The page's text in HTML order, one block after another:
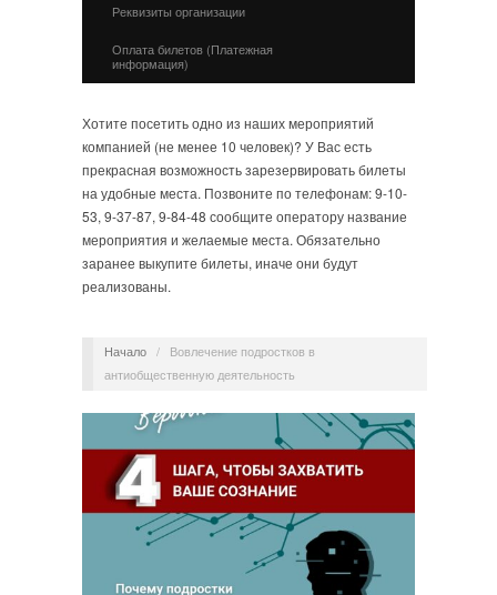
Реквизиты организации
Оплата билетов (Платежная
информация)
Хотите посетить одно из наших мероприятий
компанией (не менее 10 человек)? У Вас есть
прекрасная возможность зарезервировать билеты
на удобные места. Позвоните по телефонам: 9-10-
53, 9-37-87, 9-84-48 сообщите оператору название
мероприятия и желаемые места. Обязательно
заранее выкупите билеты, иначе они будут
реализованы.
Начало /
Вовлечение подростков в
антиобщественную деятельность